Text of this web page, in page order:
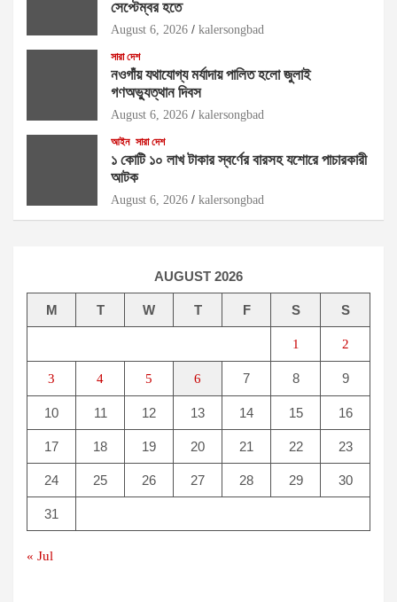
সেপ্টেম্বর হতে
August 6, 2026 kalersongbad
সারা দেশ
নওগাঁয় যথাযোগ্য মর্যাদায় পালিত হলো জুলাই
গণঅভ্যুত্থান দিবস
August 6, 2026 kalersongbad
আইন সারা দেশ
১ কোটি ১০ লাখ টাকার স্বর্ণের বারসহ যশোরে পাচারকারী
আটক​
August 6, 2026 kalersongbad
AUGUST 2026
M T W T F S S
1 2
3 4 5 6 7 8 9
10 11 12 13 14 15 16
17 18 19 20 21 22 23
24 25 26 27 28 29 30
31
« Jul